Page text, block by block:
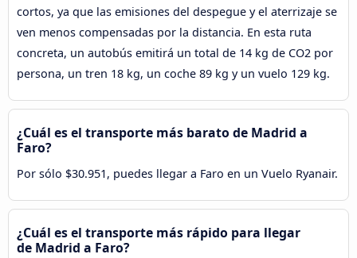
cortos, ya que las emisiones del despegue y el aterrizaje se
ven menos compensadas por la distancia. En esta ruta
concreta, un autobús emitirá un total de 14 kg de CO2 por
persona, un tren 18 kg, un coche 89 kg y un vuelo 129 kg.
¿Cuál es el transporte más barato de Madrid a
Faro?
Por sólo $30.951, puedes llegar a Faro en un Vuelo Ryanair.
¿Cuál es el transporte más rápido para llegar
de Madrid a Faro?